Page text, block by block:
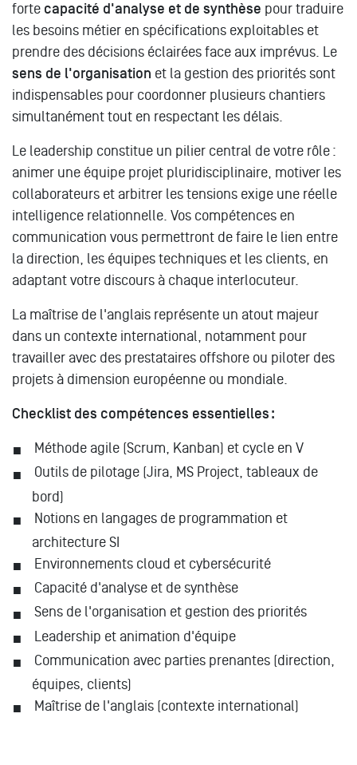
forte capacité d'analyse et de synthèse pour traduire
les besoins métier en spécifications exploitables et
prendre des décisions éclairées face aux imprévus. Le
sens de l'organisation et la gestion des priorités sont
indispensables pour coordonner plusieurs chantiers
simultanément tout en respectant les délais.
Le leadership constitue un pilier central de votre rôle :
animer une équipe projet pluridisciplinaire, motiver les
collaborateurs et arbitrer les tensions exige une réelle
intelligence relationnelle. Vos compétences en
communication vous permettront de faire le lien entre
la direction, les équipes techniques et les clients, en
adaptant votre discours à chaque interlocuteur.
La maîtrise de l'anglais représente un atout majeur
dans un contexte international, notamment pour
travailler avec des prestataires offshore ou piloter des
projets à dimension européenne ou mondiale.
Checklist des compétences essentielles :
Méthode agile (Scrum, Kanban) et cycle en V
Outils de pilotage (Jira, MS Project, tableaux de
bord)
Notions en langages de programmation et
architecture SI
Environnements cloud et cybersécurité
Capacité d'analyse et de synthèse
Sens de l'organisation et gestion des priorités
Leadership et animation d'équipe
Communication avec parties prenantes (direction,
équipes, clients)
Maîtrise de l'anglais (contexte international)